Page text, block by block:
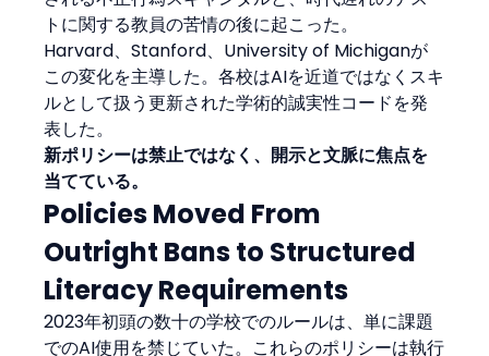
トに関する教員の苦情の後に起こった。
Harvard、Stanford、University of Michiganが
この変化を主導した。各校はAIを近道ではなくスキ
ルとして扱う更新された学術的誠実性コードを発
表した。
新ポリシーは禁止ではなく、開示と文脈に焦点を
当てている。
Policies Moved From
Outright Bans to Structured
Literacy Requirements
2023年初頭の数十の学校でのルールは、単に課題
でのAI使用を禁じていた。これらのポリシーは執行